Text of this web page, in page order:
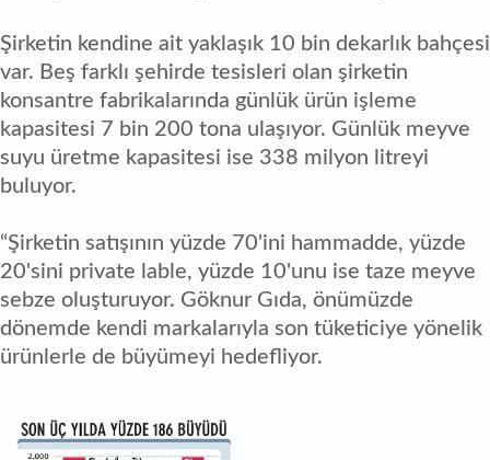
Şirketin kendine ait yaklaşık 10 bin dekarlık bahçesi
var. Beş farklı şehirde tesisleri olan şirketin
konsantre fabrikalarında günlük ürün işleme
kapasitesi 7 bin 200 tona ulaşıyor. Günlük meyve
suyu üretme kapasitesi ise 338 milyon litreyi
buluyor.
“Şirketin satışının yüzde 70'ini hammadde, yüzde
20'sini private lable, yüzde 10'unu ise taze meyve
sebze oluşturuyor. Göknur Gıda, önümüzde
dönemde kendi markalarıyla son tüketiciye yönelik
ürünlerle de büyümeyi hedefliyor.